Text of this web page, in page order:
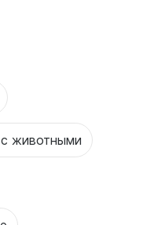
животными